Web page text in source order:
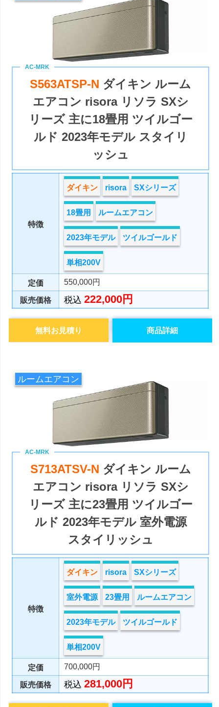
S563ATSP-N ダイキン ルーム
エアコン risora リソラ SXシ
リーズ 主に18畳用 ツイルゴー
ルド 2023年モデル スタイリ
ッシュ
特徴
ダイキン risora SXシリーズ
18畳用 ルームエアコン
2023年モデル ツイルゴールド
単相200V
定価 550,000円
販売価格 税込222,000円
商品詳細
無料お見積り
ルームエアコン
S713ATSV-N ダイキン ルーム
エアコン risora リソラ SXシ
リーズ 主に23畳用 ツイルゴー
ルド 2023年モデル 室外電源
スタイリッシュ
特徴
ダイキン risora SXシリーズ
室外電源 23畳用 ルームエアコン
2023年モデル ツイルゴールド
単相200V
定価 700,000円
販売価格 税込281,000円